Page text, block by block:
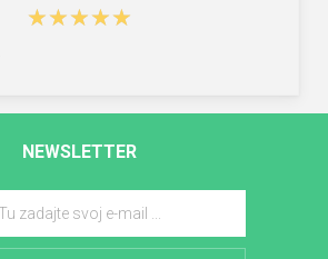
★★★★★
★★★★★
NEWSLETTER